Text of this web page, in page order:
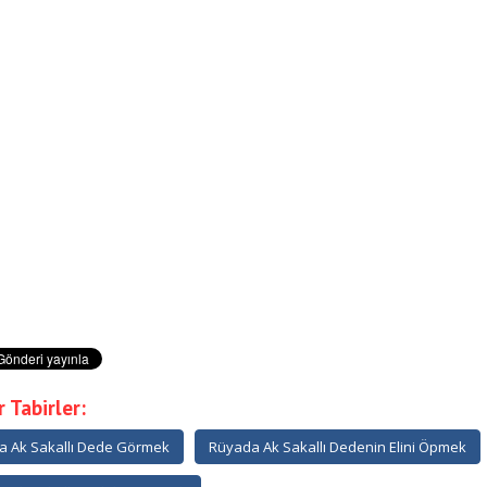
Tabirler:
Ak Sakallı Dede Görmek Rüyada Ak Sakallı Dedenin Elini Öpmek